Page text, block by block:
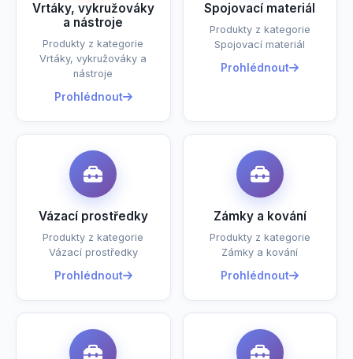
Vrtáky, vykružováky
a nástroje
Produkty z kategorie
Vrtáky, vykružováky a
nástroje
Prohlédnout
Spojovací materiál
Produkty z kategorie
Spojovací materiál
Prohlédnout
Vázací prostředky
Produkty z kategorie
Vázací prostředky
Prohlédnout
Zámky a kování
Produkty z kategorie
Zámky a kování
Prohlédnout